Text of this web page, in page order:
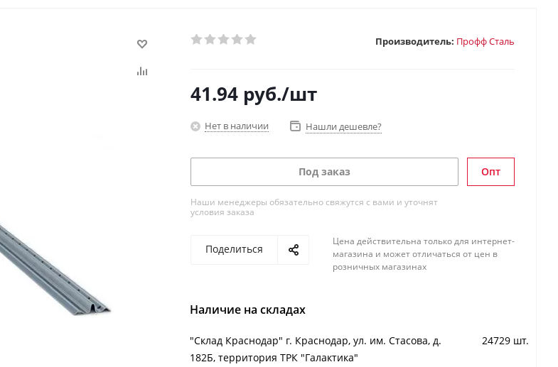
Производитель: Профф Сталь
41.94 руб./шт
Нет в наличии Нашли дешевле?
Под заказ
Наши менеджеры обязательно свяжутся с вами и уточнят
условия заказа
Опт
Поделиться
Цена действительна только для интернет-
магазина и может отличаться от цен в
розничных магазинах
Наличие на складах
"Cклад Краснодар" г. Краснодар, ул. им. Стасова, д.
182Б, территория ТРК "Галактика"
24729 шт.